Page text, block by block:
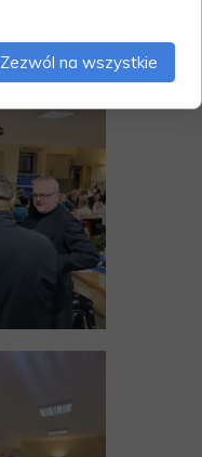
Zezwól na wszystkie